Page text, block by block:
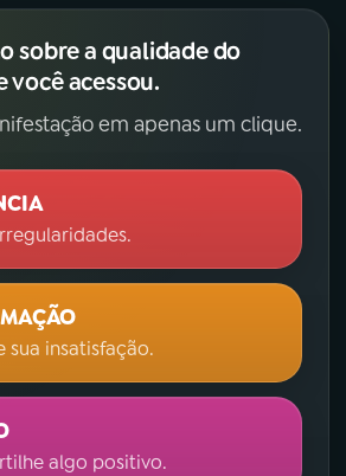
X
sobre a qualidade do
acessou.
em apenas um clique.
sua insatisfação.
algo positivo.